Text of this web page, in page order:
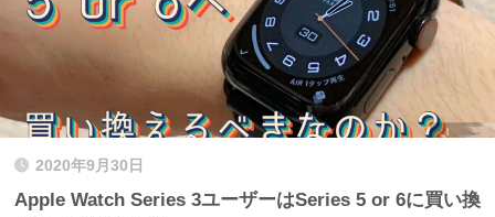
2020年9月30日
Apple Watch Series 3ユーザーはSeries 5 or 6に買い換